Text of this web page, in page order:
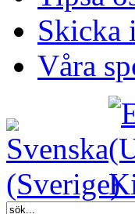
Skicka
Våra